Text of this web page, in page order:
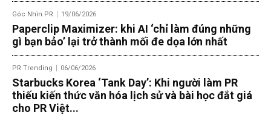
Góc Nhìn PR 19/06/2026
Paperclip Maximizer: khi AI ‘chỉ làm đúng những
gì bạn bảo’ lại trở thành mối đe dọa lớn nhất
PR Trending 06/06/2026
Starbucks Korea ‘Tank Day’: Khi người làm PR
thiếu kiến thức văn hóa lịch sử và bài học đắt giá
cho PR Việt...